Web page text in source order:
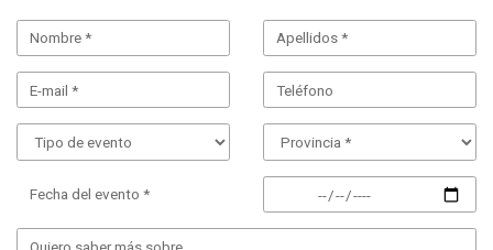
Fecha del evento *